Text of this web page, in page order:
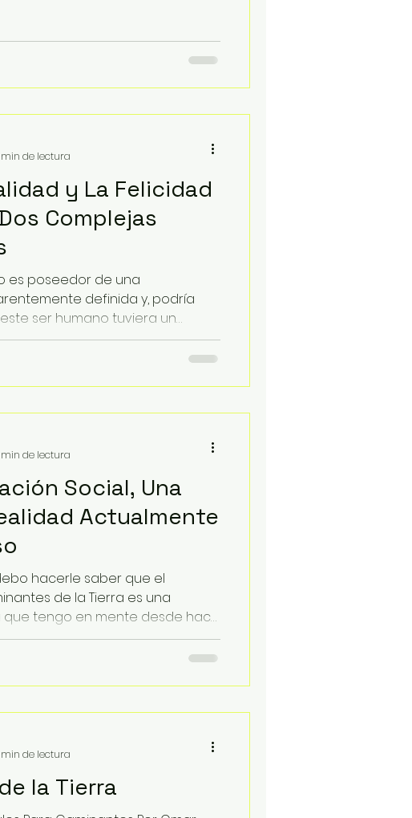
y La Felicidad
Complejas
es poseedor de una
definida y, podría
ser humano tuviera un
min de lectura
Social, Una
Actualmente
hacerle saber que el
de la Tierra es una
tengo en mente desde hace
de lectura
la Tierra
de lectura